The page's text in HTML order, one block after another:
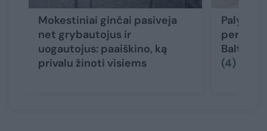
Mokestiniai ginčai pasiveja
net grybautojus ir
uogautojus: paaiškino, ką
privalu žinoti visiems
Baltijos
(4)